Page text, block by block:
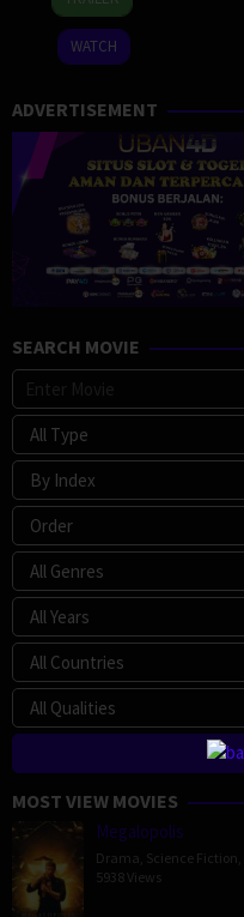
Sep
2024
Roque
IV
WATCH
ADVERTISEMENT
SEARCH MOVIE
MOST VIEW MOVIES
Megalopolis
Drama Science Fiction
5938 Views